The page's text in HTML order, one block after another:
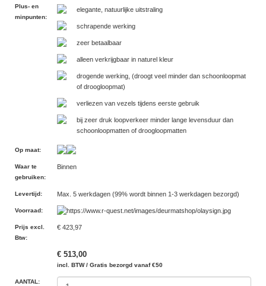
Plus- en
minpunten:
elegante, natuurlijke uitstraling
schrapende werking
zeer betaalbaar
alleen verkrijgbaar in naturel kleur
drogende werking, (droogt veel minder dan schoonloopmat
of droogloopmat)
verliezen van vezels tijdens eerste gebruik
bij zeer druk loopverkeer minder lange levensduur dan
schoonloopmatten of droogloopmatten
Op maat:
Waar te
gebruiken:
Binnen
Levertijd : Max. 5 werkdagen (99% wordt binnen 1-3 werkdagen bezorgd)
Voorraad :
Prijs excl.
Btw:
€ 423,97
€ 513,00
incl. BTW / Gratis bezorgd vanaf €50
AANTAL: